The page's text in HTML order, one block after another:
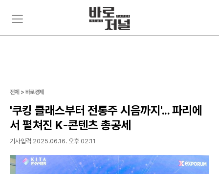
주
펼
치
기
전체 > 바로경제
'쿠킹 클래스부터 전통주 시음까지'... 파리에
서 펼쳐진 K-콘텐츠 총공세
기사입력 2025.06.16. 오후 02:11